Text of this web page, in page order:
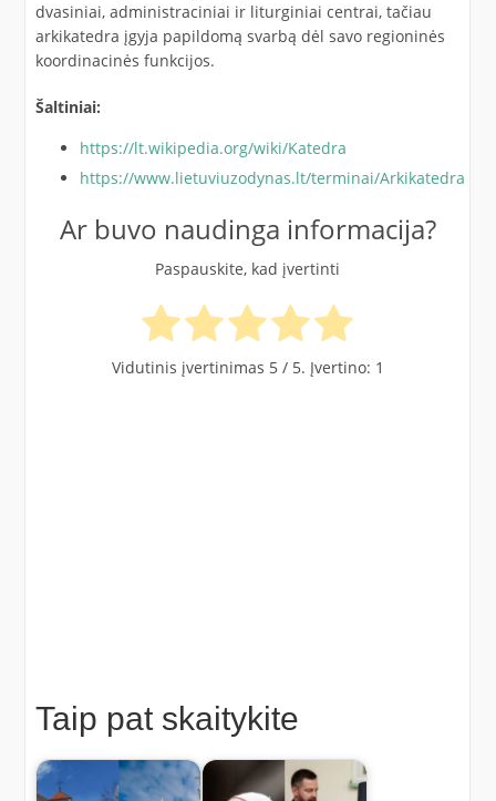
dvasiniai, administraciniai ir liturginiai centrai, tačiau
arkikatedra įgyja papildomą svarbą dėl savo regioninės
koordinacinės funkcijos.
Šaltiniai:
https://lt.wikipedia.org/wiki/Katedra
https://www.lietuviuzodynas.lt/terminai/Arkikatedra
Ar buvo naudinga informacija?
Paspauskite, kad įvertinti
Vidutinis įvertinimas 5/ 5. Įvertino: 1
Taip pat skaitykite